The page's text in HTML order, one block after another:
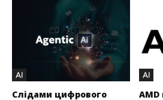
AI
Слідами цифрового
AI
AMD